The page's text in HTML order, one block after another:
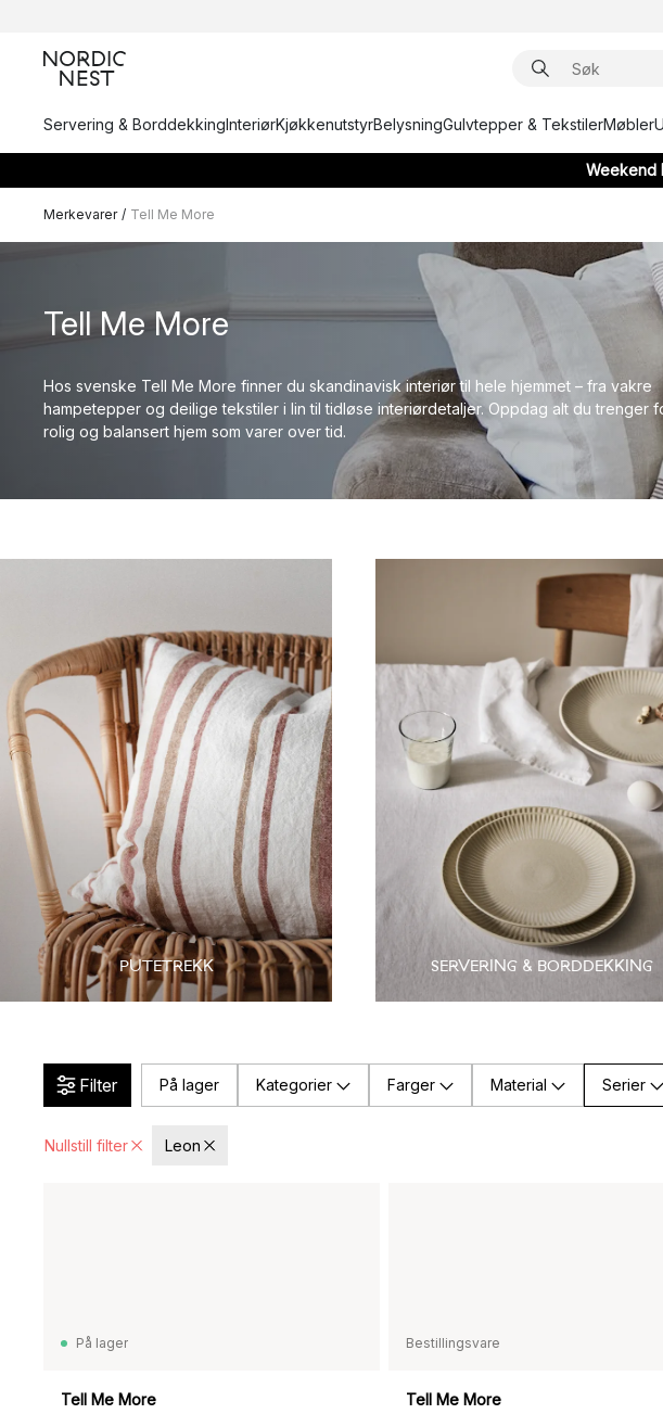
Servering & BorddekkingInteriørKjøkkenutstyrBelysningGulvtepper & TekstilerMøbler
Weekend
Merkevarer / Tell Me More
Tell Me More
Hos svenske Tell Me More finner du skandinavisk interiør til hele hjemmet – fra vakre
hampetepper og deilige tekstiler i lin til tidløse interiørdetaljer. Oppdag alt du trenger
rolig og balansert hjem som varer over tid.
PUTETREKK SERVERING & BORDDEKKING
Filter På lager Kategorier Farger Material Serier
Nullstill filter Leon
På lager
Tell Me More
Bestillingsvare
Tell Me More